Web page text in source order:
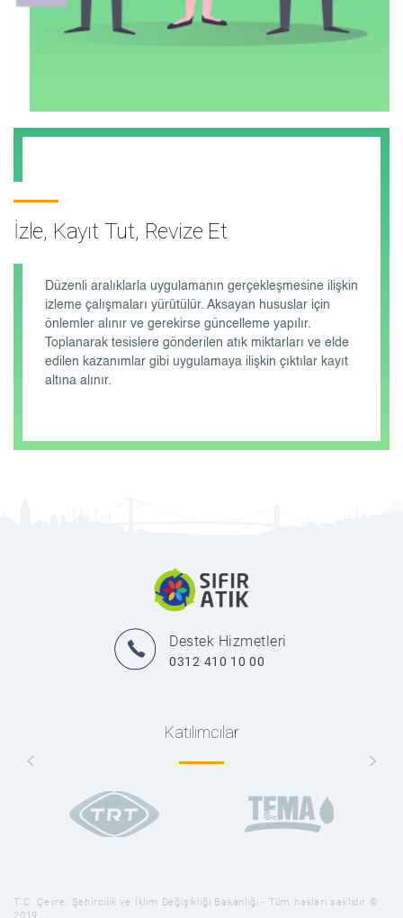
İzle, Kayıt Tut, Revize Et
Düzenli aralıklarla uygulamanın gerçekleşmesine ilişkin
izleme çalışmaları yürütülür. Aksayan hususlar için
önlemler alınır ve gerekirse güncelleme yapılır.
Toplanarak tesislere gönderilen atık miktarları ve elde
edilen kazanımlar gibi uygulamaya ilişkin çıktılar kayıt
altına alınır.
Destek Hizmetleri
0312 410 10 00
Katılımcılar
T.C. Çevre, Şehircilik ve İklim Değişikliği Bakanlığı - Tüm hakları saklıdır ©